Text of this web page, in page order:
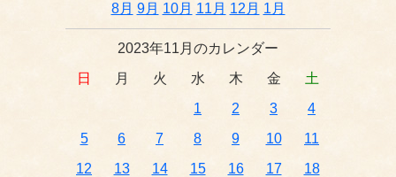
8月 9月 10月 11月 12月 1月
2023年11月のカレンダー
日
月 火 水 木 金
土
1
2 3
4
5
6 7 8 9 10
11
12
13 14 15 16 17
18